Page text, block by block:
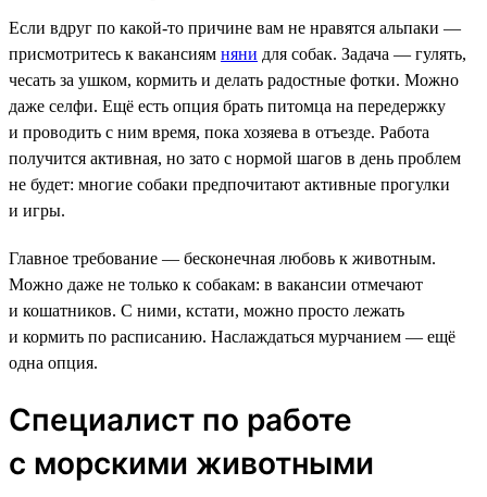
Если вдруг по какой-то причине вам не нравятся альпаки —
присмотритесь к вакансиям няни для собак. Задача — гулять,
чесать за ушком, кормить и делать радостные фотки. Можно
даже селфи. Ещё есть опция брать питомца на передержку
и проводить с ним время, пока хозяева в отъезде. Работа
получится активная, но зато с нормой шагов в день проблем
не будет: многие собаки предпочитают активные прогулки
и игры.
Главное требование — бесконечная любовь к животным.
Можно даже не только к собакам: в вакансии отмечают
и кошатников. С ними, кстати, можно просто лежать
и кормить по расписанию. Наслаждаться мурчанием — ещё
одна опция.
Специалист по работе
с морскими животными